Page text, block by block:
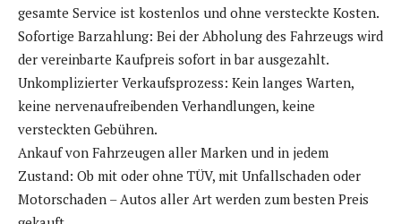
gesamte Service ist kostenlos und ohne versteckte Kosten.
Sofortige Barzahlung: Bei der Abholung des Fahrzeugs wird
der vereinbarte Kaufpreis sofort in bar ausgezahlt.
Unkomplizierter Verkaufsprozess: Kein langes Warten,
keine nervenaufreibenden Verhandlungen, keine
versteckten Gebühren.
Ankauf von Fahrzeugen aller Marken und in jedem
Zustand: Ob mit oder ohne TÜV, mit Unfallschaden oder
Motorschaden – Autos aller Art werden zum besten Preis